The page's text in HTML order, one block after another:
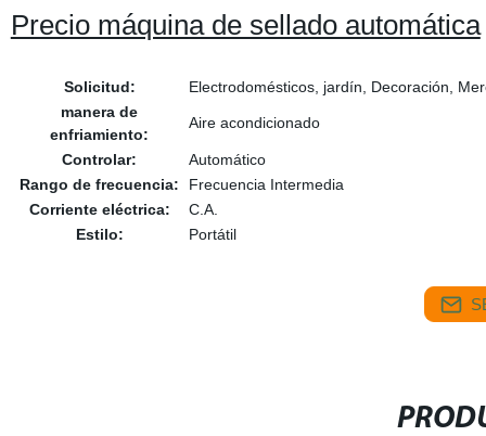
Precio máquina de sellado automática
Solicitud:
Electrodomésticos, jardín, Decoración,
manera de
enfriamiento:
Aire acondicionado
Controlar:
Automático
Rango de frecuencia:
Frecuencia Intermedia
Corriente eléctrica:
C.A.
Estilo:
Portátil